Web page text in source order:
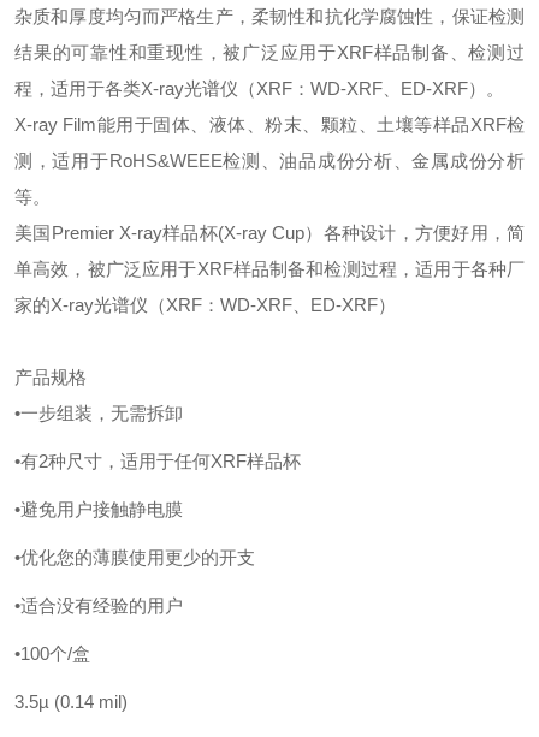
杂质和厚度均匀而严格生产，柔韧性和抗化学腐蚀性，保证检测
结果的可靠性和重现性，被广泛应用于XRF样品制备、检测过
程，适用于各类X-ray光谱仪（XRF：WD-XRF、ED-XRF）。
X-ray Film能用于固体、液体、粉末、颗粒、土壤等样品XRF检
测，适用于RoHS&WEEE检测、油品成份分析、金属成份分析
等。
美国Premier X-ray样品杯(X-ray Cup） 各种设计，方便好用，简
单高效 ，被广泛应用于XRF样品制备和检测过程，适用于各种厂
家的X-ray光谱仪（XRF：WD-XRF、ED-XRF）
产品规格
•一步组装，无需拆卸
•有2种尺寸，适用于任何XRF样品杯
•避免用户接触静电膜
•优化您的薄膜使用更少的开支
•适合没有经验的用户
•100个/盒
3.5µ (0.14 mil)